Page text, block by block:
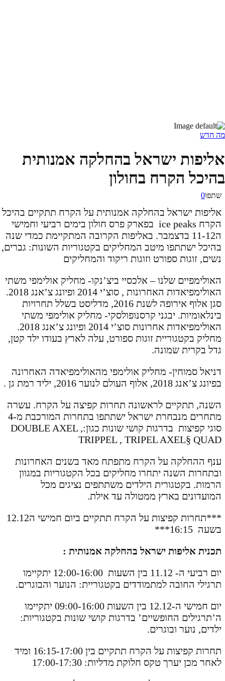
מה חדש
אליפות ישראל בהחלקה אמנותית
בהיכל הקרח בחולון
שתפו0
אליפות ישראל בהחלקה אמנותית על הקרח תתקיים בהיכל
הקרח ice peaks בפארק פרס חולון בימים רביעי וחמישי
ה11-12 בדצמבר. באליפות הקרובה המתקיימת כמדי שנה
בהיכל ישתתפו מיטב המחליקים בקטגוריות השונות: גברים,
נשים, זוגות ספורט וזוגות ריקוד והמחליקים
האולימפיים שלנו – אלכסיי ביצ’נקו- מחליק אולימפי משתי
האולימפיאדות האחרונות , סוצ’י 2014 ופיונג צ’אנג 2018.
סגן אלוף אירופה לשנת 2016, מדליסט בשלל תחרויות
בינלאומיות. יבגני קרסנופולסקי- מחליק אולימפי משתי
האולימפיאדות אחרונות סוצ’י 2014 ופיונג צ’אנג 2018.
מחליק בקטגוריית זוגות ספורט, עלה לארץ בעודו ילד קטן,
גדל בקרית שמונה.
דניאל סמוחין- מחליק אולימפי מהאולימפיאדה האחרונה
בפיונג צ’אנג 2018, אלוף העולם לנוער 2016, יליד רמת גן .
השנה, תתקיים לראשונה תחרות קפיצה על הקרח. עשרה
מתחרים מנבחרת ישראל ישתתפו בתחרות המורכבת מ-4
סוגי קפיצות בדרגות קושי שונות כגון:DOUBLE AXEL ,
TRIPPEL , TRIPEL AXEL§ QUAD
ענף ההחלקה על הקרח מתפתח מאד בשנים האחרונות
ובתחרות השנה יתחרו מחליקים בכל הקטגוריות במגוון
הרמות. בקטגורית הילדים משתתפים נציגים מכל
המועדונים בארץ ממטולה עד אילת.
***תחרות קפיצות על הקרח תתקיים ביום חמישי ה12.12
בשעה 16:15***
תכנית אליפות ישראל בהחלקה אמנותית :
יום רביעי ה- 11.12 בין השעות 12:00-16:00 יתקיימו
תרגילי החובה למתמודדים בקטגוריית: הנוער והבוגרים.
יום חמישי ה-12.12 בין השעות 09:00-16:00 יתקיימו
ה’תרגילים החופשיים’ בדרגות קושי שונות בקטגוריות:
ילדים, נוער ובוגרים.
תחרות קפיצות על הקרח תתקיים בין 16:15-17:00 ומיד
לאחר מכן יערך טקס חלוקת מדליות: 17:00-17:30